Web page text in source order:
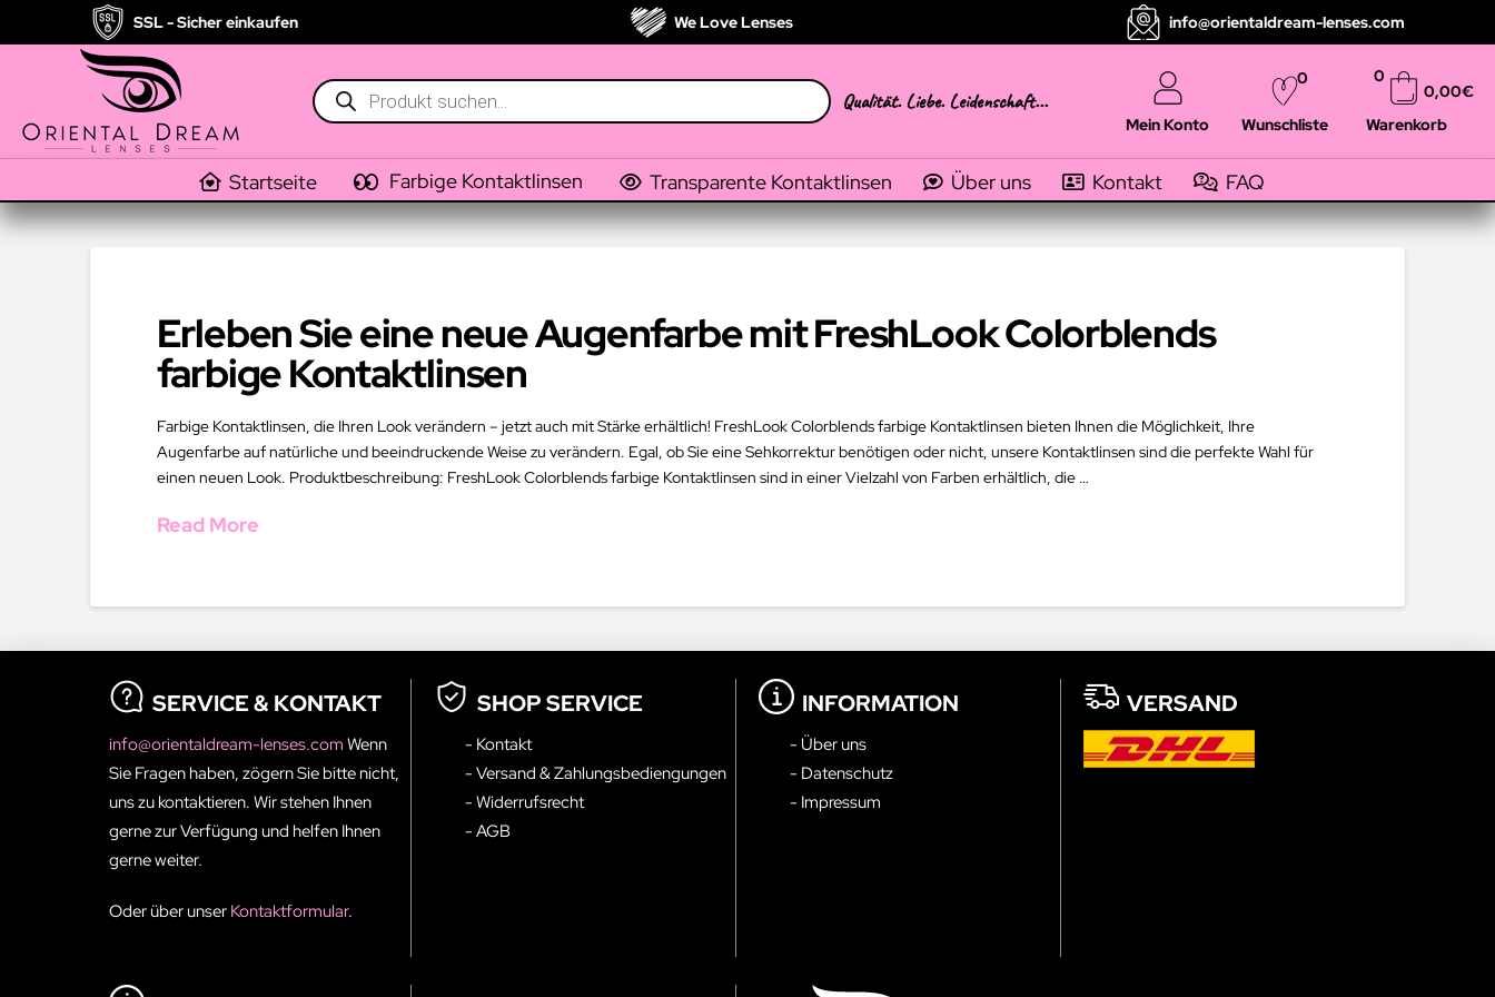
SSL - Sicher einkaufen We Love Lenses info@orientaldream-lenses.com
Products
search
Qualität. Liebe. Leidenschaft...
Mein Konto Wunschliste
0
Warenkorb
0,00€
0
Startseite Farbige Kontaktlinsen Transparente Kontaktlinsen Über uns Kontakt FAQ
Erleben Sie eine neue Augenfarbe mit FreshLook Colorblends
farbige Kontaktlinsen
Farbige Kontaktlinsen, die Ihren Look verändern – jetzt auch mit Stärke erhältlich! FreshLook Colorblends farbige Kontaktlinsen bieten Ihnen die Möglichkeit, Ihre
Augenfarbe auf natürliche und beeindruckende Weise zu verändern. Egal, ob Sie eine Sehkorrektur benötigen oder nicht, unsere Kontaktlinsen sind die perfekte Wahl für
einen neuen Look. Produktbeschreibung: FreshLook Colorblends farbige Kontaktlinsen sind in einer Vielzahl von Farben erhältlich, die …
Read More
SERVICE & KONTAKT
info@orientaldream-lenses.comWenn
Sie Fragen haben, zögern Sie bitte nicht,
uns zu kontaktieren. Wir stehen Ihnen
gerne zur Verfügung und helfen Ihnen
gerne weiter.
Oder über unserKontaktformular.
SHOP SERVICE
- Kontakt
- Versand & Zahlungsbediengungen
- Widerrufsrecht
- AGB
INFORMATION
- Über uns
- Datenschutz
- Impressum
VERSAND